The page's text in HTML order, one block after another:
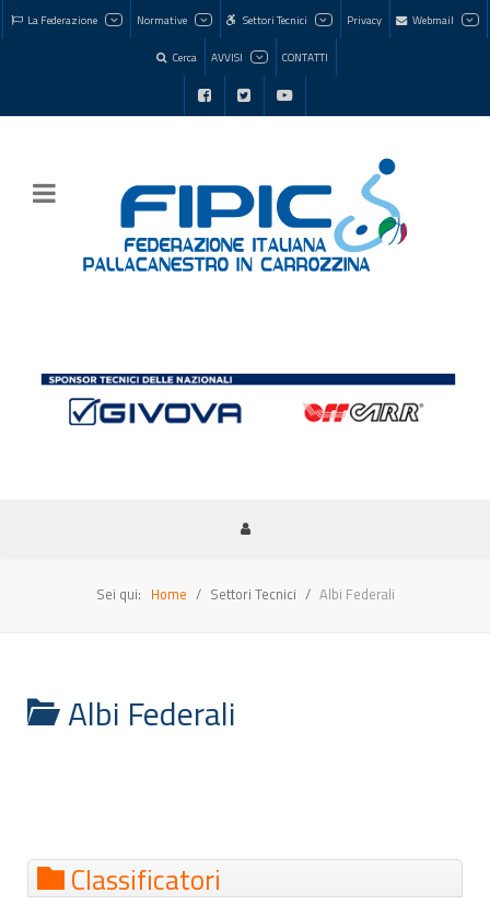
La Federazione Normative Settori Tecnici Privacy Webmail
Cerca AVVISI CONTATTI
Sei qui: Home Settori Tecnici Albi Federali
Albi Federali
Classificatori